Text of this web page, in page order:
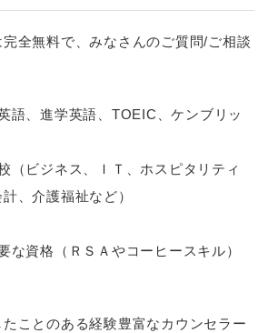
完全無料で、みなさんのご質問/ご相談
語、進学英語、TOEIC、ケンブリッ
（ビジネス、ＩＴ、ホスピタリティ
、介護福祉など）
な資格（ＲＳＡやコーヒースキル）
ことのある経験豊富なカウンセラー